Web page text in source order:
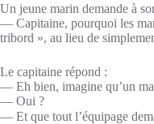
Un jeune marin demande à
— Capitaine, pourquoi les
tribord », au lieu de
Le capitaine répond :
— Eh bien, imagine qu’un
— Oui ?
— Et que tout l’équipage